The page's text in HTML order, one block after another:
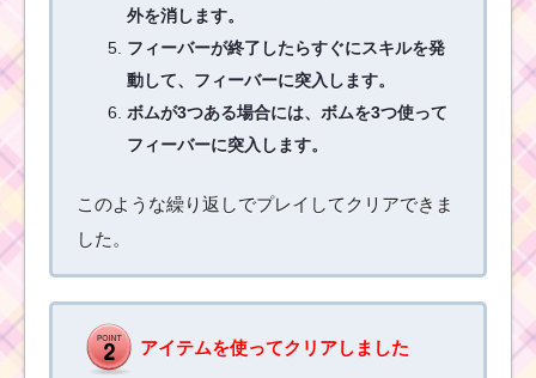
白色のツムを合計600
個消すミッションを攻
略するツム
ミッションを攻略する
外を消します。
フィーバーが終了したらすぐにスキルを発
動して、フィーバーに突入します。
ボムが3つある場合には、ボムを3つ使って
フィーバーに突入します。
このような繰り返しでプレイしてクリアできま
した。
アイテムを使ってクリアしました